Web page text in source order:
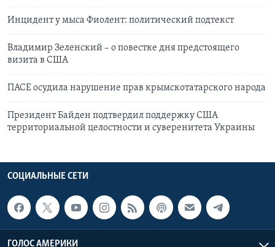
Инцидент у мыса Фиолент: политический подтекст
Владимир Зеленский – о повестке дня предстоящего
визита в США
ПАСЕ осудила нарушение прав крымскотатарского народа
Президент Байден подтвердил поддержку США
территориальной целостности и суверенитета Украины
СОЦИАЛЬНЫЕ СЕТИ
ГОЛОС АМЕРИКИ